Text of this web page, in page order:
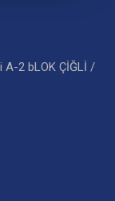
A-2 bLOK ÇİĞLİ /